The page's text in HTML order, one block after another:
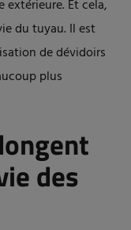
Et cela,
du tuyau. Il est
de dévidoirs
plus
des